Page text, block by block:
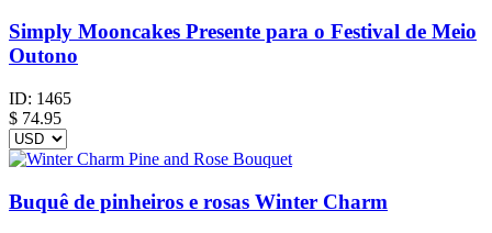
Simply Mooncakes Presente para o Festival de Meio
Outono
ID: 1465
$ 74.95
Buquê de pinheiros e rosas Winter Charm